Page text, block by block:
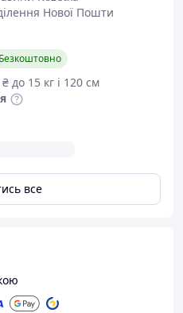
від
не потребує
бренду
мали в своєму
виробника, Ви
щось
якісне,
Нової Пошти
Безкоштовно
до 15 кг і 120 см
все